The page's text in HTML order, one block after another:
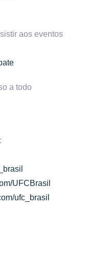
aos eventos
a todo
UFCBrasil
ufc_brasil